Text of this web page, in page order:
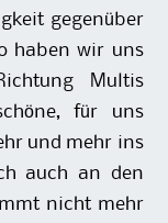
gegenüber
haben wir uns
Multis
für uns
und mehr ins
auch an den
nicht mehr